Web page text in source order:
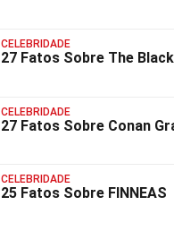
CELEBRIDADE
27 Fatos Sobre The
CELEBRIDADE
27 Fatos Sobre Conan
CELEBRIDADE
25 Fatos Sobre FINNEAS